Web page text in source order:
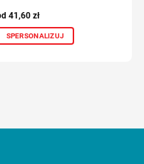
41,60 zł
SPERSONALIZUJ